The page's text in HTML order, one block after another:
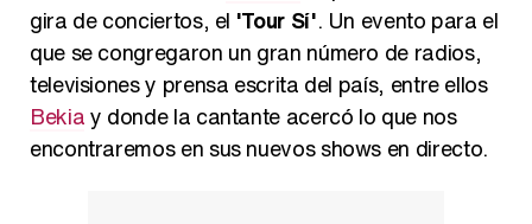
gira de conciertos, el 'Tour Sí'. Un evento para el
que se congregaron un gran número de radios,
televisiones y prensa escrita del país, entre ellos
Bekiay donde la cantante acercó lo que nos
encontraremos en sus nuevos shows en directo.